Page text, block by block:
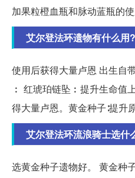
加果粒橙血瓶和脉动蓝瓶的
艾尔登法环遗物有什么用?
使用后获得大量卢恩 出生自
︰ 红琥珀链坠︰提升生命值
得大量卢恩。黄金种子∶提升
艾尔登法环流浪骑士选什
选黄金种子遗物好。 黄金种